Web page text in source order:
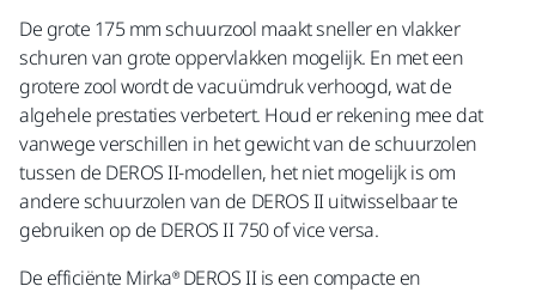
De grote 175 mm schuurzool maakt sneller en vlakker
schuren van grote oppervlakken mogelijk. En met een
grotere zool wordt de vacuümdruk verhoogd, wat de
algehele prestaties verbetert. Houd er rekening mee dat
vanwege verschillen in het gewicht van de schuurzolen
tussen de DEROS II-modellen, het niet mogelijk is om
andere schuurzolen van de DEROS II uitwisselbaar te
gebruiken op de DEROS II 750 of vice versa.
De efficiënte Mirka® DEROS II is een compacte en